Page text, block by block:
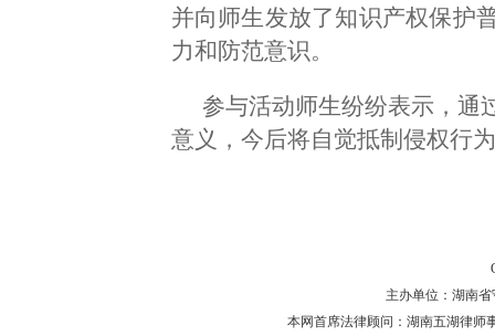
并向师生发放了知识产权保护
力和防范意识。
参与活动师生纷纷表示，通
意义，今后将自觉抵制侵权行
主办单位：湖南省
本网首席法律顾问：湖南五湖律师